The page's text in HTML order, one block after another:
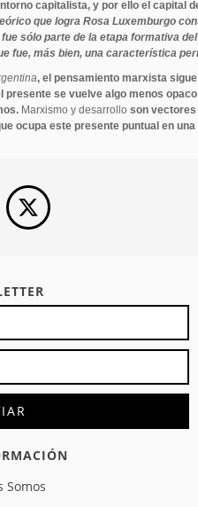
capitalista, y por ello el capital
que logra Rosa Luxemburgo
fue sólo parte de la etapa formativa
fue, más bien, una característica
, el pensamiento marxista
presente se vuelve algo menos
Marxismo y desarrollo son vectores
ocupa este presente puntual en
Somos